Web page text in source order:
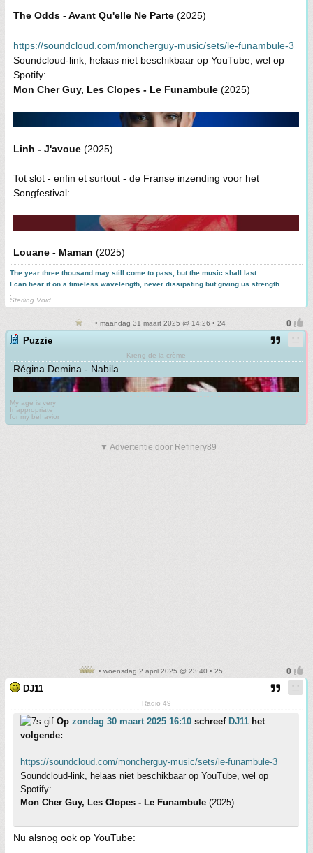
The Odds - Avant Qu'elle Ne Parte (2025)
https://soundcloud.com/moncherguy-music/sets/le-funambule-3
Soundcloud-link, helaas niet beschikbaar op YouTube, wel op
Spotify:
Mon Cher Guy, Les Clopes - Le Funambule (2025)
Linh - J'avoue (2025)
Tot slot - enfin et surtout - de Franse inzending voor het
Songfestival:
Louane - Maman (2025)
The year three thousand may still come to pass, but the music shall last
I can hear it on a timeless wavelength, never dissipating but giving us strength
Sterling Void
• maandag 31 maart 2025 @ 14:26 • 24
Puzzie
Kreng de la crème
Régina Demina - Nabila
My age is very
Inappropriate
for my behavior
▼ Advertentie door Refinery89
• woensdag 2 april 2025 @ 23:40 • 25
DJ11
Radio 49
Op zondag 30 maart 2025 16:10 schreef DJ11 het
volgende:
https://soundcloud.com/moncherguy-music/sets/le-funambule-3
Soundcloud-link, helaas niet beschikbaar op YouTube, wel op
Spotify:
Mon Cher Guy, Les Clopes - Le Funambule (2025)
Nu alsnog ook op YouTube: